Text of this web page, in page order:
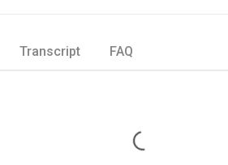
Transcript FAQ
Loading...